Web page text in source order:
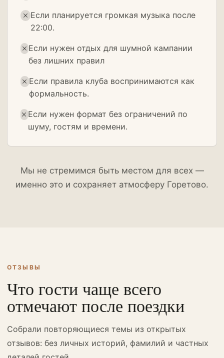
Если планируется громкая музыка после
22:00.
Если нужен отдых для шумной кампании
без лишних правил
Если правила клуба воспринимаются как
формальность.
Если нужен формат без ограничений по
шуму, гостям и времени.
Мы не стремимся быть местом для всех —
именно это и сохраняет атмосферу Горетово.
ОТЗЫВЫ
Что гости чаще всего
отмечают после поездки
Собрали повторяющиеся темы из открытых
отзывов: без личных историй, фамилий и частных